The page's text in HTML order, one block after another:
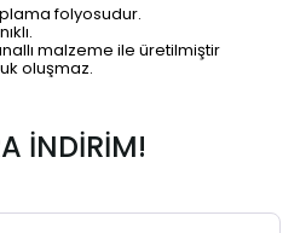
folyosudur.
malzeme ile üretilmiştir
oluşmaz.
İNDİRİM!